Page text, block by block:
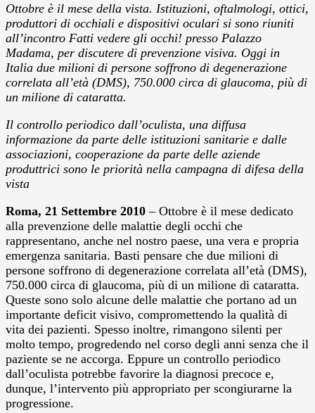
Ottobre è il mese della vista. Istituzioni, oftalmologi, ottici,
produttori di occhiali e dispositivi oculari si sono riuniti
all’incontro Fatti vedere gli occhi! presso Palazzo
Madama, per discutere di prevenzione visiva. Oggi in
Italia due milioni di persone soffrono di degenerazione
correlata all’età (DMS), 750.000 circa di glaucoma, più di
un milione di cataratta.
Il controllo periodico dall’oculista, una diffusa
informazione da parte delle istituzioni sanitarie e dalle
associazioni, cooperazione da parte delle aziende
produttrici sono le priorità nella campagna di difesa della
vista
Roma, 21 Settembre 2010– Ottobre è il mese dedicato
alla prevenzione delle malattie degli occhi che
rappresentano, anche nel nostro paese, una vera e propria
emergenza sanitaria. Basti pensare che due milioni di
persone soffrono di degenerazione correlata all’età (DMS),
750.000 circa di glaucoma, più di un milione di cataratta.
Queste sono solo alcune delle malattie che portano ad un
importante deficit visivo, compromettendo la qualità di
vita dei pazienti. Spesso inoltre, rimangono silenti per
molto tempo, progredendo nel corso degli anni senza che il
paziente se ne accorga. Eppure un controllo periodico
dall’oculista potrebbe favorire la diagnosi precoce e,
dunque, l’intervento più appropriato per scongiurarne la
progressione.